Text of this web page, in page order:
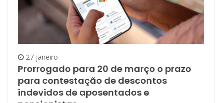
27 janeiro
Prorrogado para 20 de março o prazo
para contestação de descontos
indevidos de aposentados e